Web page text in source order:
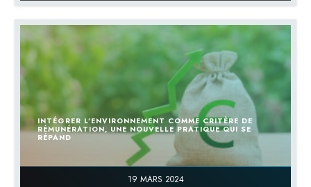
19 MARS 2024
INTÉGRER L’ENVIRONNEMENT COMME CRITÈRE DE
RÉMUNÉRATION, UNE NOUVELLE PRATIQUE QUI SE
RÉPAND